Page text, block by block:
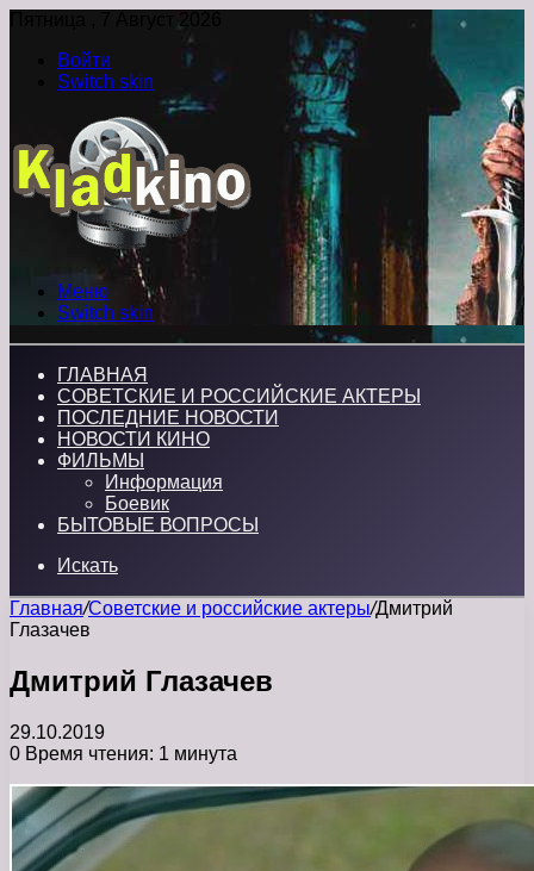
Пятница , 7 Август 2026
Войти
Switch skin
Меню
Switch skin
ГЛАВНАЯ
СОВЕТСКИЕ И РОССИЙСКИЕ АКТЕРЫ
ПОСЛЕДНИЕ НОВОСТИ
НОВОСТИ КИНО
ФИЛЬМЫ
Информация
Боевик
БЫТОВЫЕ ВОПРОСЫ
Искать
Главная/Советские и российские актеры/Дмитрий
Глазачев
Дмитрий Глазачев
29.10.2019
0 Время чтения: 1 минута